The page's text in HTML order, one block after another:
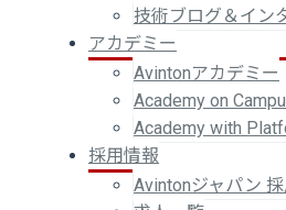
技術ブログ＆イン
アカデミー
Avintonアカデミー
Academy on
Academy with
採用情報
Avintonジャパン